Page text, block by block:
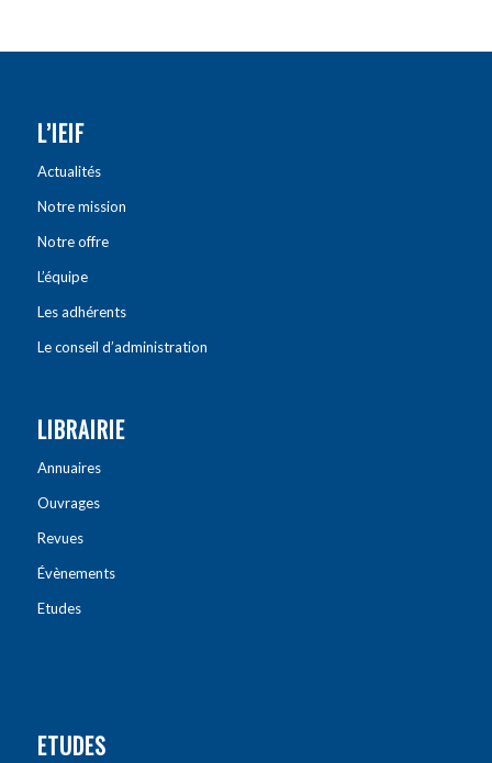
L’IEIF
Actualités
Notre mission
Notre offre
L’équipe
Les adhérents
Le conseil d’administration
LIBRAIRIE
Annuaires
Ouvrages
Revues
Évènements
Etudes
ETUDES